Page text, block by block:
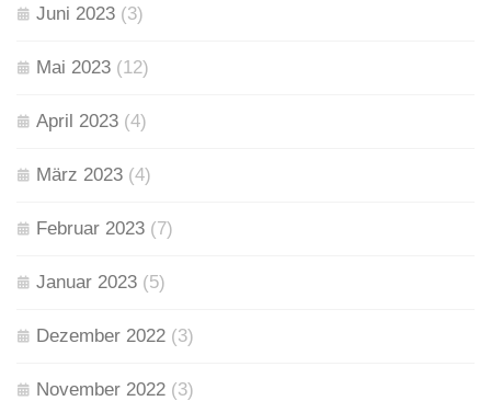
Juni 2023 (3)
Mai 2023 (12)
April 2023 (4)
März 2023 (4)
Februar 2023 (7)
Januar 2023 (5)
Dezember 2022 (3)
November 2022 (3)